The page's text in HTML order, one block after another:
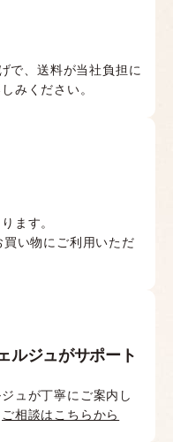
で、送料が当社負担に
みください。
ます。
い物にご利用いただ
ルジュがサポート
ュが丁寧にご案内し
ご相談はこちらから